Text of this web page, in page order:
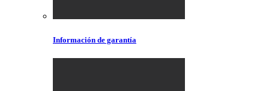
Información de garantía